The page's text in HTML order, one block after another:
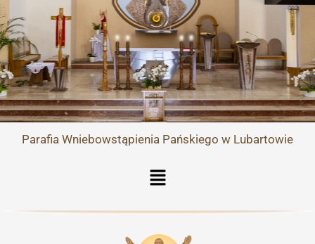
Parafia Wniebowstąpienia Pańskiego w Lubartowie
Menu